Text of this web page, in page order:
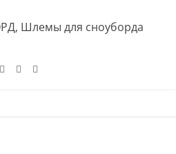
, Шлемы для сноуборда